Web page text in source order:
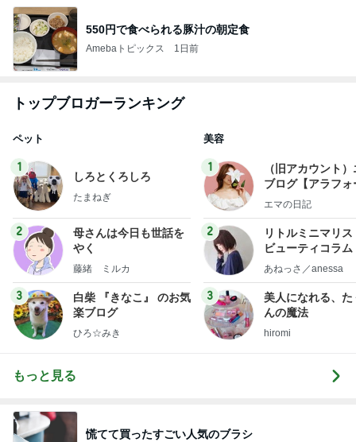
550円で食べられる豚汁の朝定食
Amebaトピックス 1日前
トップブロガーランキング
ペット
1
しろとくろしろ
たまねぎ
2
母さんは今日も世話を
やく
藤緒 ミルカ
3
白柴 『きなこ』 のお気
楽ブログ
ひろ☆みき
美容
1
（旧アカウント
ブログ【アラフォ
社売却セカンドラ
エマの日記
2
リトルミニマリス
ビューティコラ
little
あねっさ／anessa
3
美人になれる、た
んの魔法
hiromi
もっと見る
慌てて買ったすごい人気のブラシ